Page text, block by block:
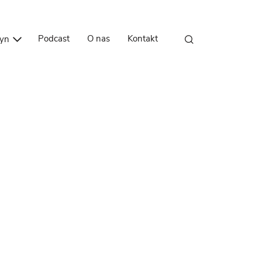
Podcast O nas Kontakt
Przejdź do treści